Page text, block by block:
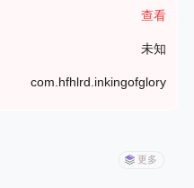
查看
未知
com.hfhlrd.inkingofglory
更多